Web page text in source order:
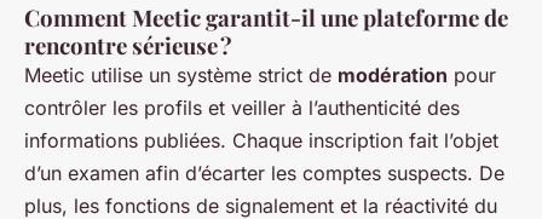
Comment Meetic garantit-il une plateforme de
rencontre sérieuse ?
Meetic utilise un système strict de modération pour
contrôler les profils et veiller à l’authenticité des
informations publiées. Chaque inscription fait l’objet
d’un examen afin d’écarter les comptes suspects. De
plus, les fonctions de signalement et la réactivité du